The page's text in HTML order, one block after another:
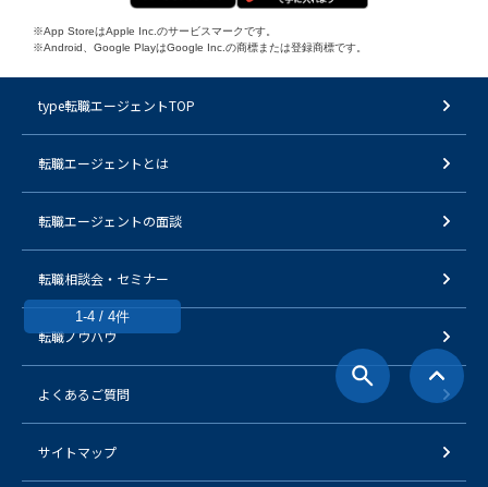
1-4 / 4件
※App StoreはApple Inc.のサービスマークです。
※Android、Google PlayはGoogle Inc.の商標または登録商標です。
type転職エージェントTOP
転職エージェントとは
転職エージェントの面談
転職相談会・セミナー
転職ノウハウ
よくあるご質問
サイトマップ